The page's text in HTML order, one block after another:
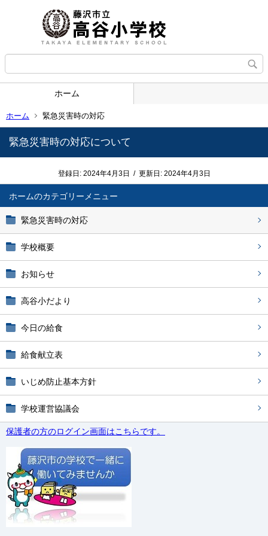
ホーム
ホーム 緊急災害時の対応
ホーム
緊急災害時の対応
学校概要
お知らせ
高谷小だより
今日の給食
給食献立表
いじめ防止基本方針
学校運営協議会
保護者の方のログイン画面はこちらです。
緊急災害時の対応について
登録日: 2024年4月3日 / 更新日: 2024年4月3日